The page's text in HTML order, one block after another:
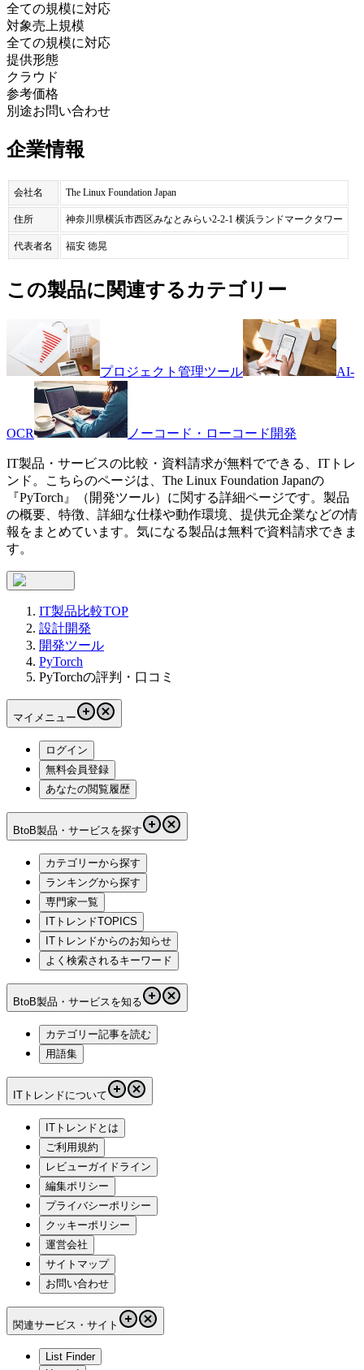
全ての規模に対応
対象売上規模
全ての規模に対応
提供形態
クラウド
参考価格
別途お問い合わせ
企業情報
会社名 The Linux Foundation Japan
住所 神奈川県横浜市西区みなとみらい2-2-1 横浜ランドマークタワー
代表者名 福安 徳晃
この製品に関連するカテゴリー
プロジェクト管理ツール AI-
OCR ノーコード・ローコード開発
IT製品・サービスの比較・資料請求が無料でできる、ITトレ
ンド。こちらのページは、 The Linux Foundation Japanの
『PyTorch 』（ 開発ツール）に関する詳細ページです。製品
の概要、特徴、詳細な仕様や動作環境、提供元企業などの情
報をまとめています。気になる製品は無料で資料請求できま
す。
IT製品比較TOP
設計開発
開発ツール
PyTorch
PyTorchの評判・口コミ
マイメニュー
ログイン
無料会員登録
あなたの閲覧履歴
BtoB製品・サービスを探す
カテゴリーから探す
ランキングから探す
専門家一覧
ITトレンドTOPICS
ITトレンドからのお知らせ
よく検索されるキーワード
BtoB製品・サービスを知る
カテゴリー記事を読む
用語集
ITトレンドについて
ITトレンドとは
ご利用規約
レビューガイドライン
編集ポリシー
プライバシーポリシー
クッキーポリシー
運営会社
サイトマップ
お問い合わせ
関連サービス・サイト
List Finder